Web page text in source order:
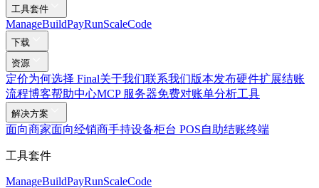
工具套件
ManageBuildPayRunScaleCode
下载
资源
定价为何选择 Final关于我们联系我们版本发布硬件扩展结账
流程博客帮助中心MCP 服务器免费对账单分析工具
解决方案
面向商家面向经销商手持设备柜台 POS自助结账终端
工具套件
ManageBuildPayRunScaleCode